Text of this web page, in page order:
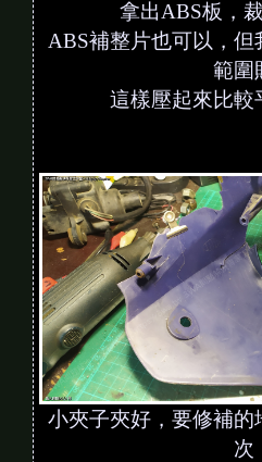
拿出ABS板，
ABS補整片也可以，
範圍
這樣壓起來比較
小夾子夾好，要修補
次